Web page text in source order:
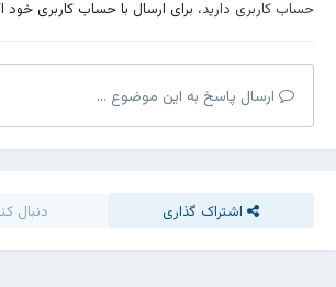
حساب کاربری دارید، برای ارسال با حساب کاربری خود
ارسال پاسخ به این موضوع ...
اشتراک گذاری دنبال